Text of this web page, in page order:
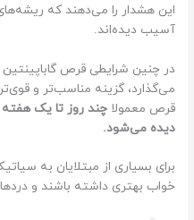
این هشدار را می‌دهند که
آسیب دیده‌اند.
در چنین شرایطی قرص
می‌گذارد، گزینه مناسب‌تر و
قرص معمولاچند روز تا یک
دیده می‌شود.
برای بسیاری از مبتلایان به
خواب بهتری داشته باشند و